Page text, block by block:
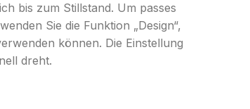
bis zum Stillstand. Um passes
Sie die Funktion „Design“,
können. Die Einstellung
dreht.